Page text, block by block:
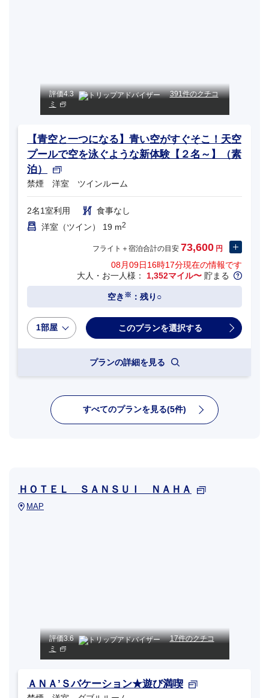
評価4.3
391件のクチコ
ミ
【青空と一つになる】青い空がすぐそこ！天空
プールで空を泳ぐような新体験【２名～】（素
泊）
禁煙 洋室 ツインルーム
2名1室利用
食事なし
洋室（ツイン） 19 m2
フライト＋宿泊合計の目安 73,600 円
08月09日16時17分現在の情報です
大人・お一人様： 1,352マイル〜 貯まる
空き ※ ：残り○
1部屋
プランの詳細を見る
すべてのプランを見る(5件)
ＨＯＴＥＬ ＳＡＮＳＵＩ ＮＡＨＡ
MAP
評価3.6
17件のクチコ
ミ
ＡＮＡ’Ｓバケーション★遊び満喫